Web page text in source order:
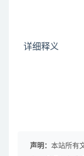
详细释义
声明： 本站所有